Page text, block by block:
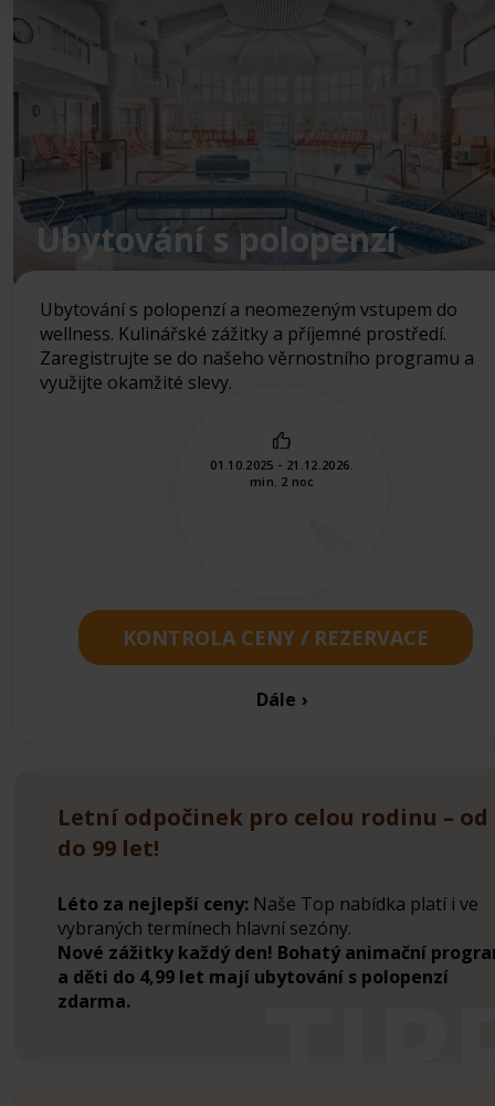
Ubytování s polopenzí
Ubytování s polopenzí a neomezeným vstupem do
wellness. Kulinářské zážitky a příjemné prostředí.
Zaregistrujte se do našeho věrnostního programu a
využijte okamžité slevy.
01.10.2025 - 21.12.2026.
min. 2 noc
KONTROLA CENY / REZERVACE
Dále
Letní odpočinek pro celou rodinu – od
do 99 let!
Léto za nejlepší ceny: Naše Top nabídka platí i ve
vybraných termínech hlavní sezóny.
Nové zážitky každý den! Bohatý animační
a děti do 4,99 let mají ubytování s polopenzí
zdarma.